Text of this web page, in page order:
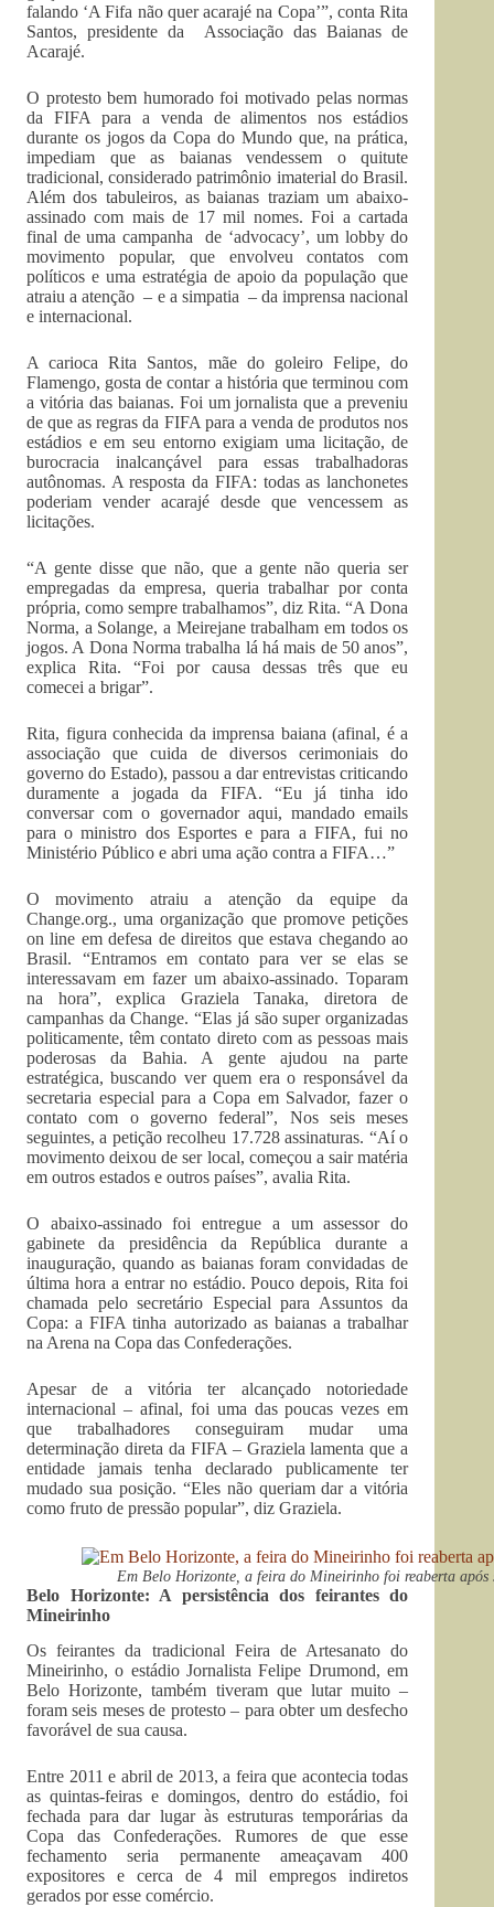
falando ‘A Fifa não quer acarajé na Copa’”, conta Rita
Santos, presidente da Associação das Baianas de
Acarajé.
O protesto bem humorado foi motivado pelas normas
da FIFA para a venda de alimentos nos estádios
durante os jogos da Copa do Mundo que, na prática,
impediam que as baianas vendessem o quitute
tradicional, considerado patrimônio imaterial do Brasil.
Além dos tabuleiros, as baianas traziam um abaixo-
assinado com mais de 17 mil nomes. Foi a cartada
final de uma campanha de ‘advocacy’, um lobby do
movimento popular, que envolveu contatos com
políticos e uma estratégia de apoio da população que
atraiu a atenção – e a simpatia – da imprensa nacional
e internacional.
A carioca Rita Santos, mãe do goleiro Felipe, do
Flamengo, gosta de contar a história que terminou com
a vitória das baianas. Foi um jornalista que a preveniu
de que as regras da FIFA para a venda de produtos nos
estádios e em seu entorno exigiam uma licitação, de
burocracia inalcançável para essas trabalhadoras
autônomas. A resposta da FIFA: todas as lanchonetes
poderiam vender acarajé desde que vencessem as
licitações.
“A gente disse que não, que a gente não queria ser
empregadas da empresa, queria trabalhar por conta
própria, como sempre trabalhamos”, diz Rita. “A Dona
Norma, a Solange, a Meirejane trabalham em todos os
jogos. A Dona Norma trabalha lá há mais de 50 anos”,
explica Rita. “Foi por causa dessas três que eu
comecei a brigar”.
Rita, figura conhecida da imprensa baiana (afinal, é a
associação que cuida de diversos cerimoniais do
governo do Estado), passou a dar entrevistas criticando
duramente a jogada da FIFA. “Eu já tinha ido
conversar com o governador aqui, mandado emails
para o ministro dos Esportes e para a FIFA, fui no
Ministério Público e abri uma ação contra a FIFA…”
O movimento atraiu a atenção da equipe da
Change.org., uma organização que promove petições
on line em defesa de direitos que estava chegando ao
Brasil. “Entramos em contato para ver se elas se
interessavam em fazer um abaixo-assinado. Toparam
na hora”, explica Graziela Tanaka, diretora de
campanhas da Change. “Elas já são super organizadas
politicamente, têm contato direto com as pessoas mais
poderosas da Bahia. A gente ajudou na parte
estratégica, buscando ver quem era o responsável da
secretaria especial para a Copa em Salvador, fazer o
contato com o governo federal”, Nos seis meses
seguintes, a petição recolheu 17.728 assinaturas. “Aí o
movimento deixou de ser local, começou a sair matéria
em outros estados e outros países”, avalia Rita.
O abaixo-assinado foi entregue a um assessor do
gabinete da presidência da República durante a
inauguração, quando as baianas foram convidadas de
última hora a entrar no estádio. Pouco depois, Rita foi
chamada pelo secretário Especial para Assuntos da
Copa: a FIFA tinha autorizado as baianas a trabalhar
na Arena na Copa das Confederações.
Apesar de a vitória ter alcançado notoriedade
internacional – afinal, foi uma das poucas vezes em
que trabalhadores conseguiram mudar uma
determinação direta da FIFA – Graziela lamenta que a
entidade jamais tenha declarado publicamente ter
mudado sua posição. “Eles não queriam dar a vitória
como fruto de pressão popular”, diz Graziela.
Em Belo Horizonte, a feira do Mineirinho foi reaberta após
Belo Horizonte: A persistência dos feirantes do
Mineirinho
Os feirantes da tradicional Feira de Artesanato do
Mineirinho, o estádio Jornalista Felipe Drumond, em
Belo Horizonte, também tiveram que lutar muito –
foram seis meses de protesto – para obter um desfecho
favorável de sua causa.
Entre 2011 e abril de 2013, a feira que acontecia todas
as quintas-feiras e domingos, dentro do estádio, foi
fechada para dar lugar às estruturas temporárias da
Copa das Confederações. Rumores de que esse
fechamento seria permanente ameaçavam 400
expositores e cerca de 4 mil empregos indiretos
gerados por esse comércio.